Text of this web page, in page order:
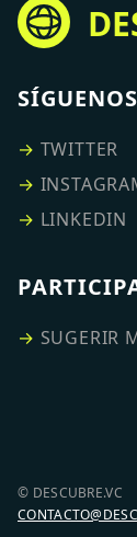
SÍGUENOS
→ TWITTER
→
→ LINKEDIN
→ SUGERIR
© DESCUBRE.VC